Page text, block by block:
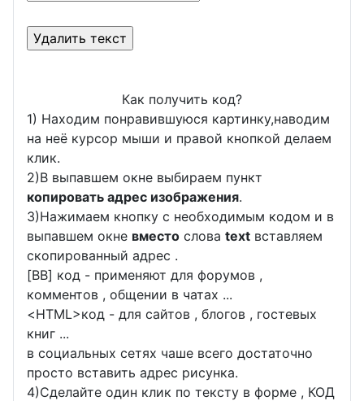
Как получить код?
1) Находим понравившуюся картинку,наводим
на неё курсор мыши и правой кнопкой делаем
клик.
2)В выпавшем окне выбираем пункт
копировать адрес изображения.
3)Нажимаем кнопку с необходимым кодом и в
выпавшем окне вместо слова text вставляем
скопированный адрес .
[BB] код - применяют для форумов ,
комментов , общении в чатах ...
<HTML>код - для сайтов , блогов , гостевых
книг ...
в социальных сетях чаше всего достаточно
просто вставить адрес рисунка.
4)Сделайте один клик по тексту в форме , КОД